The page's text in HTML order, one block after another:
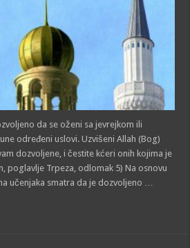
da se oženi sa jevrejkom ili
određeni uslovi. Uzvišeni Allah (Bog)
dozvoljene, i čestite kćeri onih kojima je
poglavlje Trpeza, odlomak 5) Na osnovu
učenjaka smatra da je dozvoljeno …